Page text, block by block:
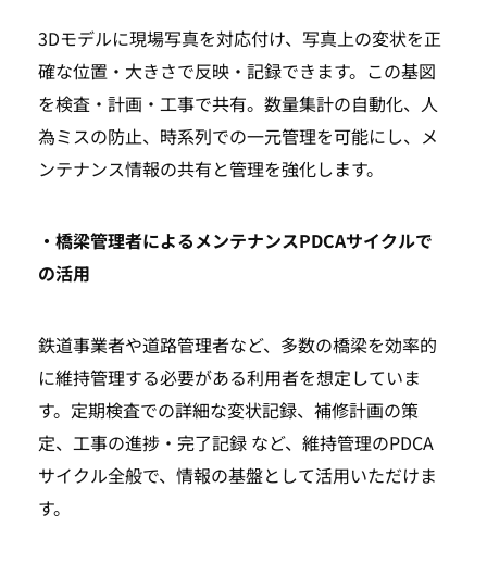
3Dモデルに現場写真を対応付け、写真上の変状を正
確な位置・大きさで反映・記録できます。この基図
を検査・計画・工事で共有。数量集計の自動化、人
為ミスの防止、時系列での一元管理を可能にし、メ
ンテナンス情報の共有と管理を強化します。
・橋梁管理者によるメンテナンスPDCAサイクルで
の活用
鉄道事業者や道路管理者など、多数の橋梁を効率的
に維持管理する必要がある利用者を想定していま
す。定期検査での詳細な変状記録、補修計画の策
定、工事の進捗・完了記録 など、維持管理のPDCA
サイクル全般で、情報の基盤として活用いただけま
す。